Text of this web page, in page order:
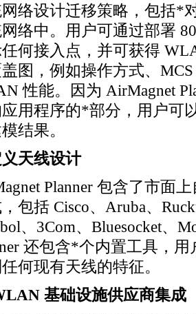
络设计迁移策略，包括*
络中。用户可通过部署
何接入点，并可获得
图，例如操作方式、
性能。因为 AirMagnet
用程序的*部分，用户可
结果。
义天线设计
Planner 包含了市面
包括 Cisco、Aruba、
、3Com、Bluesocket、
还包含*个内置工具，用
何现有天线的特征。
基础设施供应商集成